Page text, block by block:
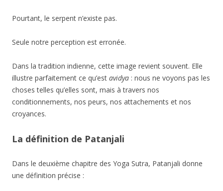
Pourtant, le serpent n’existe pas.
Seule notre perception est erronée.
Dans la tradition indienne, cette image revient souvent. Elle
illustre parfaitement ce qu’est avidya : nous ne voyons pas les
choses telles qu’elles sont, mais à travers nos
conditionnements, nos peurs, nos attachements et nos
croyances.
La définition de Patanjali
Dans le deuxième chapitre des Yoga Sutra, Patanjali donne
une définition précise :